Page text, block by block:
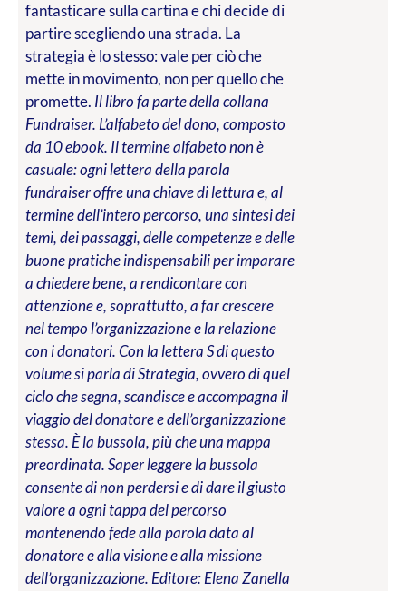
fantasticare sulla cartina e chi decide di
partire scegliendo una strada. La
strategia è lo stesso: vale per ciò che
mette in movimento, non per quello che
promette. Il libro fa parte della collana
Fundraiser. L’alfabeto del dono, composto
da 10 ebook. Il termine alfabeto non è
casuale: ogni lettera della parola
fundraiser offre una chiave di lettura e, al
termine dell’intero percorso, una sintesi dei
temi, dei passaggi, delle competenze e delle
buone pratiche indispensabili per imparare
a chiedere bene, a rendicontare con
attenzione e, soprattutto, a far crescere
nel tempo l’organizzazione e la relazione
con i donatori. Con la lettera S di questo
volume si parla di Strategia, ovvero di quel
ciclo che segna, scandisce e accompagna il
viaggio del donatore e dell’organizzazione
stessa. È la bussola, più che una mappa
preordinata. Saper leggere la bussola
consente di non perdersi e di dare il giusto
valore a ogni tappa del percorso
mantenendo fede alla parola data al
donatore e alla visione e alla missione
dell’organizzazione. Editore: Elena Zanella